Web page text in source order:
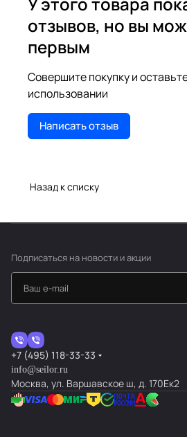
отзывов, но вы
первым
Совершите покупку и
использовании
Написать отзыв
Назад к списку
Подписаться на новости и акции
+7 (495) 118-33-33
info@seilor.ru
Москва, ул. Варшавское ш, д. 170Ек2